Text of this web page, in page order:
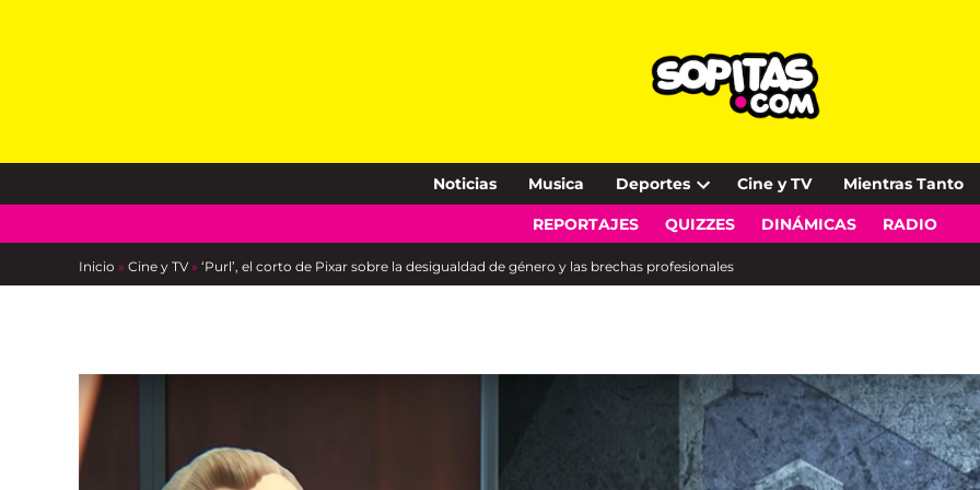
Noticias Musica Deportes
Open
dropdown
Cine y TV Mientras Tanto
REPORTAJES QUIZZES DINÁMICAS RADIO
Inicio » Cine y TV » ‘Purl’, el corto de Pixar sobre la desigualdad de género y las brechas profesionales